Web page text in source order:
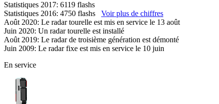
Statistiques 2017: 6119 flashs
Statistiques 2016: 4750 flashs Voir plus de chiffres
Août 2020: Le radar tourelle est mis en service le 13 août
Juin 2020: Un radar tourelle est installé
Août 2019: Le radar de troisième génération est démonté
Juin 2009: Le radar fixe est mis en service le 10 juin
En service